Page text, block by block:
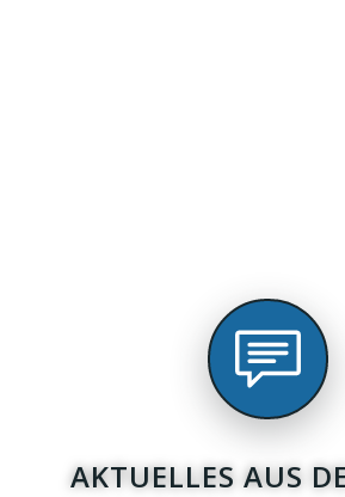
AKTUELLES AUS